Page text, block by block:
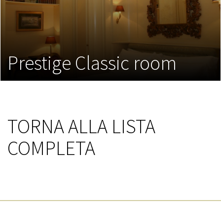
Prestige Classic room
TORNA ALLA LISTA
COMPLETA